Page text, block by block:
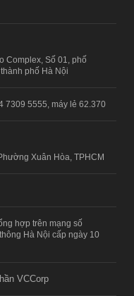
Complex, Số 01, phố
phố Hà Nội
7309 5555, máy lẻ 62.370
Xuân Hòa, TPHCM
hợp trên mạng số
Hà Nội cấp ngày 10
VCCorp